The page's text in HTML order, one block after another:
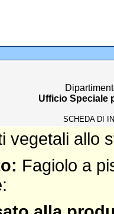
Ufficio Speciale
SCHEDA DI
vegetali allo
Fagiolo a